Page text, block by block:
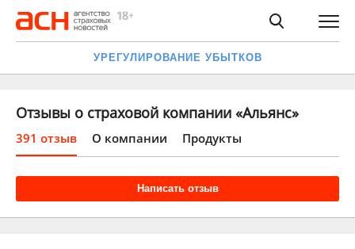
УРЕГУЛИРОВАНИЕ УБЫТКОВ
Отзывы о страховой компании «Альянс»
391 отзыв О компании Продукты
Написать отзыв